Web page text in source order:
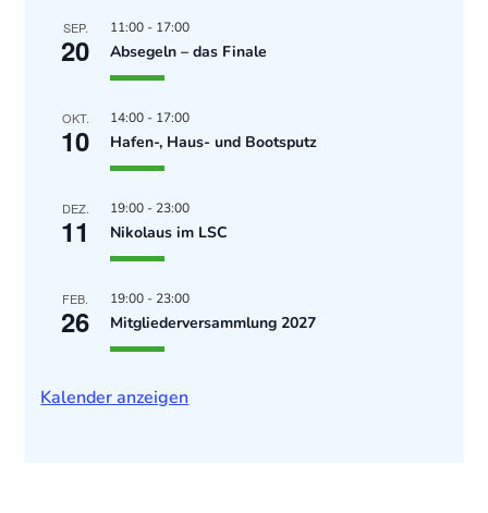
SEP.
20
11:00 - 17:00
Absegeln – das Finale
OKT.
10
14:00 - 17:00
Hafen-, Haus- und Bootsputz
DEZ.
11
19:00 - 23:00
Nikolaus im LSC
FEB.
26
19:00 - 23:00
Mitgliederversammlung 2027
Kalender anzeigen